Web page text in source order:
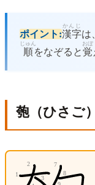
ポイント:漢字
かんじ
は
順
じゅん
をなぞると覚
おぼ
匏（ひさご）